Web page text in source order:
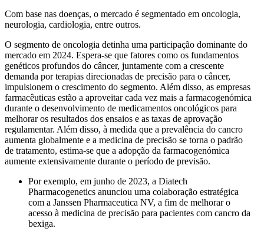
Com base nas doenças, o mercado é segmentado em oncologia,
neurologia, cardiologia, entre outros.
O segmento de oncologia detinha uma participação dominante do
mercado em 2024. Espera-se que fatores como os fundamentos
genéticos profundos do câncer, juntamente com a crescente
demanda por terapias direcionadas de precisão para o câncer,
impulsionem o crescimento do segmento. Além disso, as empresas
farmacêuticas estão a aproveitar cada vez mais a farmacogenómica
durante o desenvolvimento de medicamentos oncológicos para
melhorar os resultados dos ensaios e as taxas de aprovação
regulamentar. Além disso, à medida que a prevalência do cancro
aumenta globalmente e a medicina de precisão se torna o padrão
de tratamento, estima-se que a adopção da farmacogenómica
aumente extensivamente durante o período de previsão.
Por exemplo, em junho de 2023, a Diatech
Pharmacogenetics anunciou uma colaboração estratégica
com a Janssen Pharmaceutica NV, a fim de melhorar o
acesso à medicina de precisão para pacientes com cancro da
bexiga.